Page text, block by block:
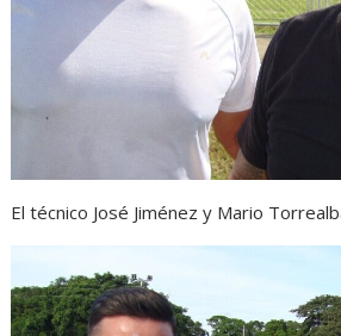
El técnico José Jiménez y Mario